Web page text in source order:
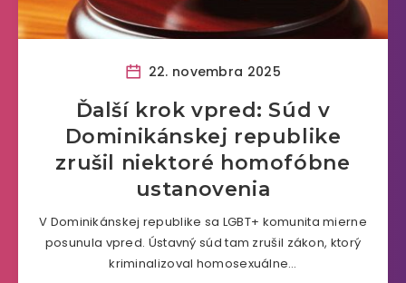
22. novembra 2025
Ďalší krok vpred: Súd v
Dominikánskej republike
zrušil niektoré homofóbne
ustanovenia
V Dominikánskej republike sa LGBT+ komunita mierne
posunula vpred. Ústavný súd tam zrušil zákon, ktorý
kriminalizoval homosexuálne…